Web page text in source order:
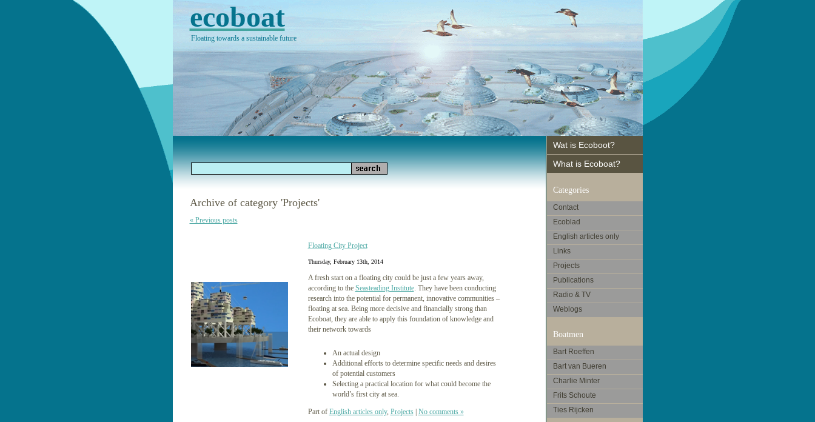
ecoboat
Floating towards a sustainable future
Archive of category 'Projects'
« Previous posts
Floating City Project
Thursday, February 13th, 2014
A fresh start on a floating city could be just a few years away,
according to the Seasteading Institute. They have been conducting
research into the potential for permanent, innovative communities –
floating at sea. Being more decisive and financially strong than
Ecoboat, they are able to apply this foundation of knowledge and
their network towards
An actual design
Additional efforts to determine specific needs and desires
of potential customers
Selecting a practical location for what could become the
world’s first city at sea.
Part of English articles only, Projects| No comments »
Wat is Ecoboot?
What is Ecoboat?
Categories
Contact
Ecoblad
English articles only
Links
Projects
Publications
Radio & TV
Weblogs
Boatmen
Bart Roeffen
Bart van Bueren
Charlie Minter
Frits Schoute
Ties Rijcken